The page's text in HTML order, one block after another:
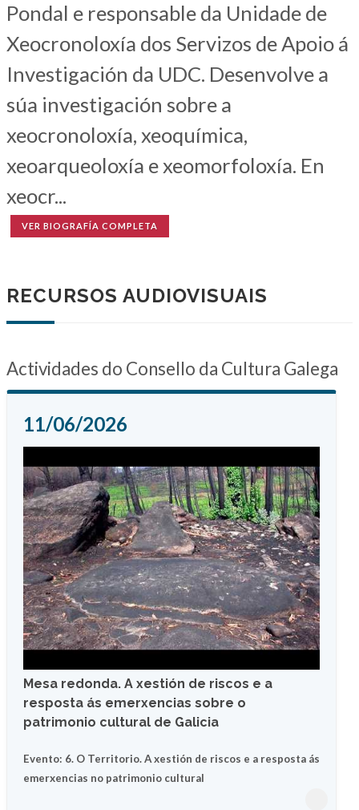
Pondal e responsable da Unidade de
Xeocronoloxía dos Servizos de Apoio á
Investigación da UDC. Desenvolve a
súa investigación sobre a
xeocronoloxía, xeoquímica,
xeoarqueoloxía e xeomorfoloxía. En
xeocr...
VER BIOGRAFÍA COMPLETA
RECURSOS AUDIOVISUAIS
Actividades do Consello da Cultura Galega
11/06/2026
Mesa redonda. A xestión de riscos e a
resposta ás emerxencias sobre o
patrimonio cultural de Galicia
Evento: 6. O Territorio. A xestión de riscos e a resposta ás
emerxencias no patrimonio cultural